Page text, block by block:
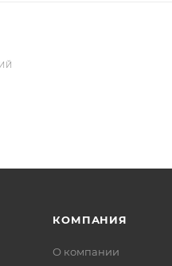
КОМПАНИЯ
О компании